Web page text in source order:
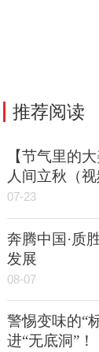
推荐阅读
【节气里的
人间立秋（视
07-23
奔腾中国·质
发展
08-07
警惕变味的“
进“无底洞”！